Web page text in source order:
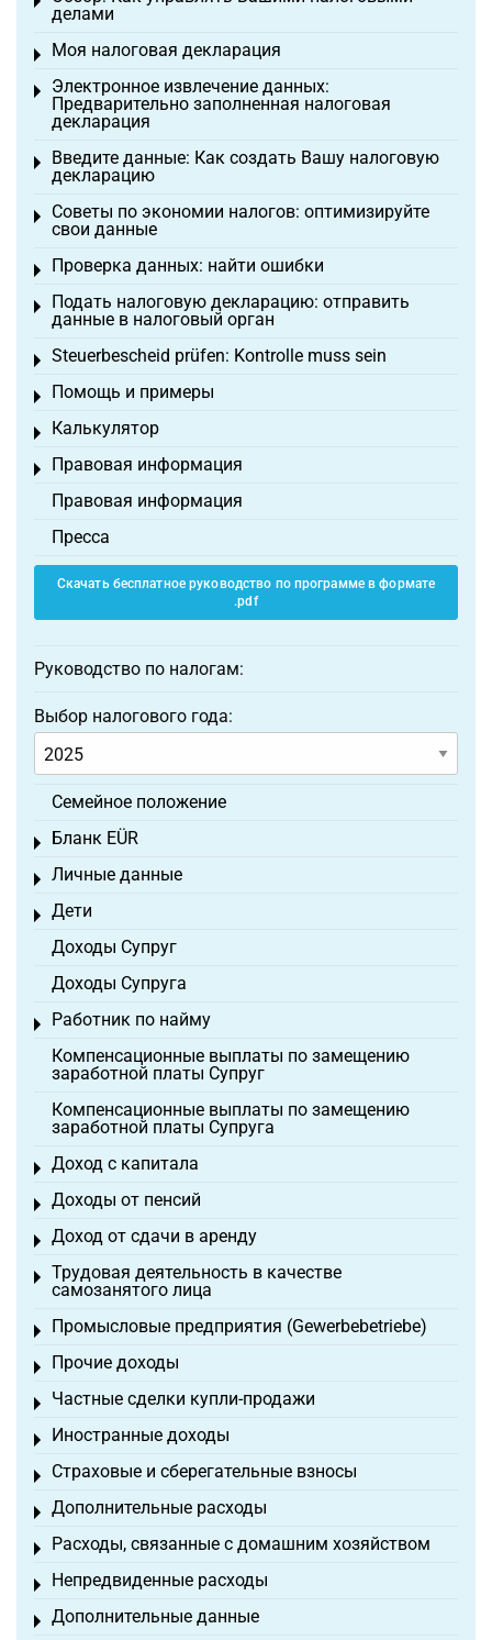
делами
Моя налоговая декларация
Toggle menu
Электронное извлечение данных:
Предварительно заполненная налоговая
декларация
Toggle menu
Введите данные: Как создать Вашу налоговую
декларацию
Toggle menu
Советы по экономии налогов: оптимизируйте
свои данные
Toggle menu
Проверка данных: найти ошибки
Toggle menu
Подать налоговую декларацию: отправить
данные в налоговый орган
Toggle menu
Steuerbescheid prüfen: Kontrolle muss sein
Toggle menu
Помощь и примеры
Toggle menu
Калькулятор
Toggle menu
Правовая информация
Toggle menu
Правовая информация
Пресса
Скачать бесплатное руководство по программе в формате
.pdf
Руководство по налогам:
Выбор налогового года:
Семейное положение
Бланк EÜR
Toggle menu
Личные данные
Toggle menu
Дети
Toggle menu
Доходы Супруг
Доходы Супруга
Работник по найму
Toggle menu
Компенсационные выплаты по замещению
заработной платы Супруг
Компенсационные выплаты по замещению
заработной платы Супруга
Доход с капитала
Toggle menu
Доходы от пенсий
Toggle menu
Доход от сдачи в аренду
Toggle menu
Трудовая деятельность в качестве
самозанятого лица
Toggle menu
Промысловые предприятия (Gewerbebetriebe)
Toggle menu
Прочие доходы
Toggle menu
Частные сделки купли-продажи
Toggle menu
Иностранные доходы
Toggle menu
Страховые и сберегательные взносы
Toggle menu
Дополнительные расходы
Toggle menu
Расходы, связанные с домашним хозяйством
Toggle menu
Непредвиденные расходы
Toggle menu
Дополнительные данные
Toggle menu